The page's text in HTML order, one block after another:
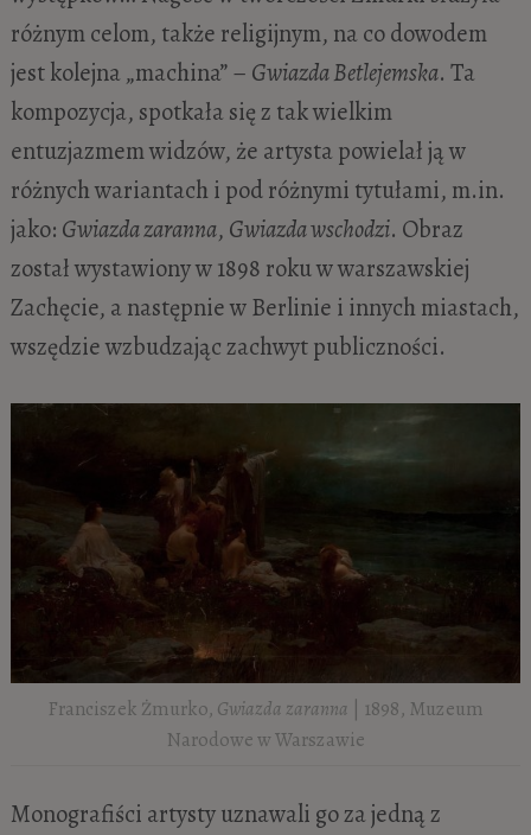
różnym celom, także religijnym, na co dowodem
jest kolejna „machina” – Gwiazda Betlejemska. Ta
kompozycja, spotkała się z tak wielkim
entuzjazmem widzów, że artysta powielał ją w
różnych wariantach i pod różnymi tytułami, m.in.
jako: Gwiazda zaranna, Gwiazda wschodzi. Obraz
został wystawiony w 1898 roku w warszawskiej
Zachęcie, a następnie w Berlinie i innych miastach,
wszędzie wzbudzając zachwyt publiczności.
Franciszek Żmurko, Gwiazda zaranna | 1898, Muzeum
Narodowe w Warszawie
Monografiści artysty uznawali go za jedną z